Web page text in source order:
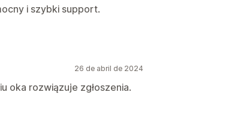
i szybki support.
26 de abril de 2024
oka rozwiązuje zgłoszenia.